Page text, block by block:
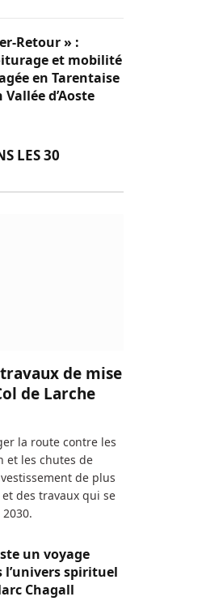
Retour » :
et mobilité
en Tarentaise
Vallée d’Aoste
LES 30
de mise
de Larche
la route contre les
et les chutes de
de plus
des travaux qui se
un voyage
l’univers spirituel
Chagall